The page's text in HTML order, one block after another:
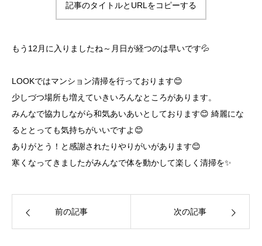
記事のタイトルとURLをコピーする
もう12月に入りましたね～月日が経つのは早いです💦
LOOKではマンション清掃を行っております😊
少しづつ場所も増えていきいろんなところがあります。
みんなで協力しながら和気あいあいとしております😊 綺麗にな
るととっても気持ちがいいですよ😊
ありがとう！と感謝されたりやりがいがあります😊
寒くなってきましたがみんなで体を動かして楽しく清掃を✨
前の記事 次の記事